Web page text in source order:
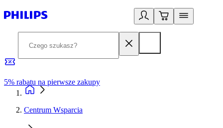
5% rabatu na pierwsze zakupy
Centrum Wsparcia